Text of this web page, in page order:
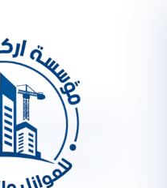
شركة عزل
الرطوبة